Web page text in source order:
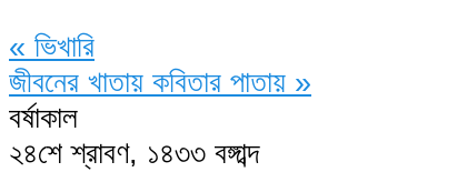
« ভিখারি
জীবনের খাতায় কবিতার পাতায় »
বর্ষাকাল
২৪শে শ্রাবণ, ১৪৩৩ বঙ্গাব্দ